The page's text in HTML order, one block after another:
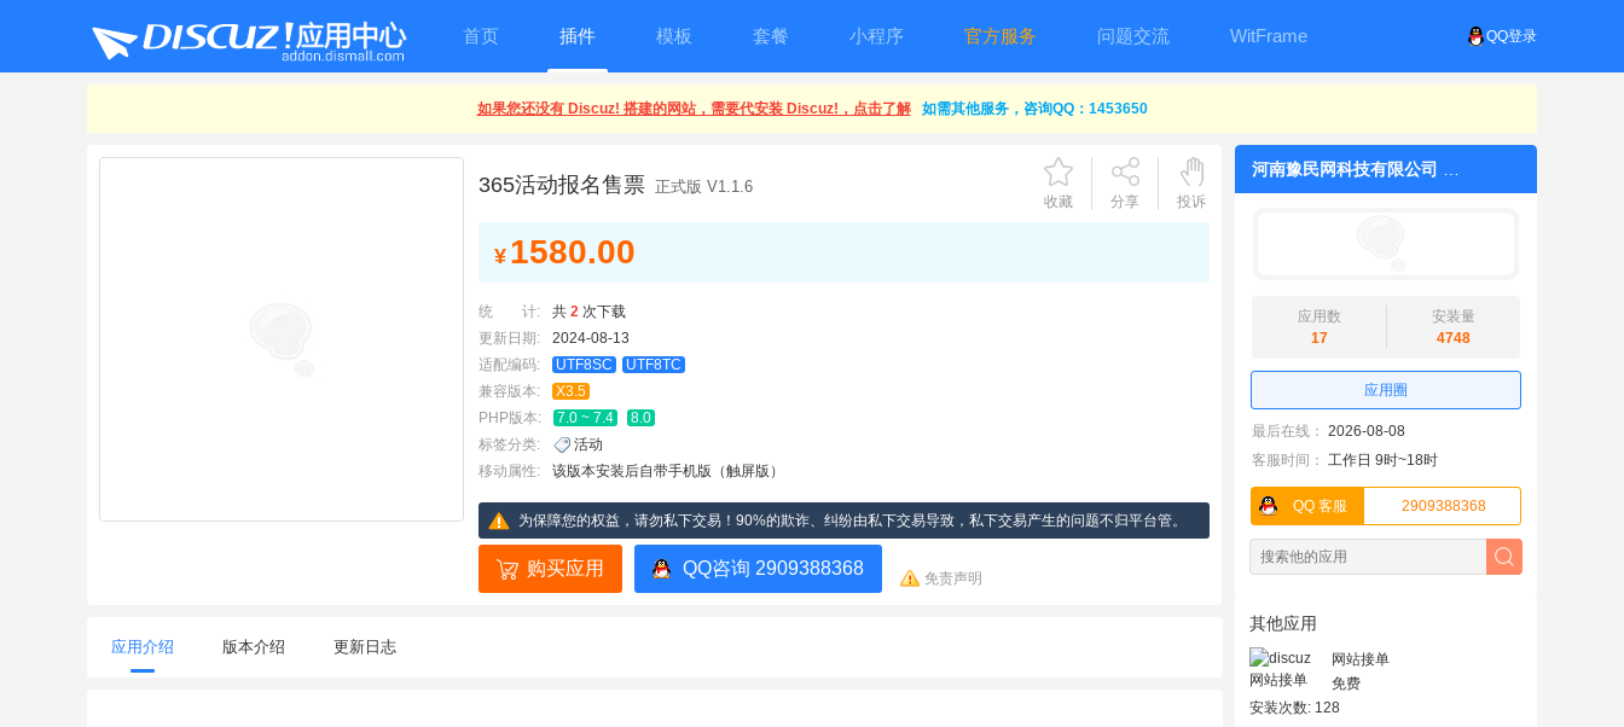
QQ登录
首页 插件 模板 套餐 小程序 官方服务 问题交流 WitFrame
如果您还没有 Discuz! 搭建的网站，需要代安装 Discuz!，点击了解 如需其他服务，咨询QQ：1453650
河南豫民网科技有限公司
应用数
17
安装量
4748
应用圈
最后在线： 2026-08-08
客服时间： 工作日 9时~18时
QQ 客服 2909388368
其他应用
网站接单
免费
安装次数: 128
365活动报名售票 正式版 V1.1.6
收藏 分享 投诉
¥ 1580.00
统 计: 共 2 次下载
更新日期:
2024-08-13
适配编码:
UTF8SC
UTF8TC
兼容版本:
X3.5
PHP版本:
7.0 ~ 7.4
8.0
标签分类:
活动
移动属性:
该版本安装后自带手机版（触屏版）
为保障您的权益，请勿私下交易！90%的欺诈、纠纷由私下交易导致，私下交易产生的问题不归平台管。
购买应用 QQ咨询 2909388368 免责声明
应用介绍 版本介绍 更新日志